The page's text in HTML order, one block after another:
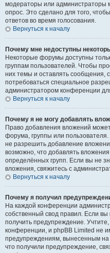
модераторы или администраторы
опрос. Это сделано для того,
ответов во время голосования.
Вернуться к началу
Почему мне недоступны
Некоторые форумы доступны
группам пользователей. Чтобы
них темы и оставлять сообщения,
потребоваться специальное
администратором конференции
Вернуться к началу
Почему я не могу добавлять
Право добавления вложений
форума, группы или
не разрешить добавление
возможно, что добавлять
определённых групп. Если вы не
вложения, свяжитесь с
Вернуться к началу
Почему я получил
На каждой конференции
собственный свод правил. Если
получить предупреждение.
конференции, и phpBB Limited не
предупреждениям, вынесенным на
что получили предупреждение,